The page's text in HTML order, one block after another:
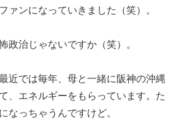
ァンになっていきました（笑）。
政治じゃないですか（笑）。
近では毎年、母と一緒に阪神の沖縄
、エネルギーをもらっています。た
なっちゃうんですけど。